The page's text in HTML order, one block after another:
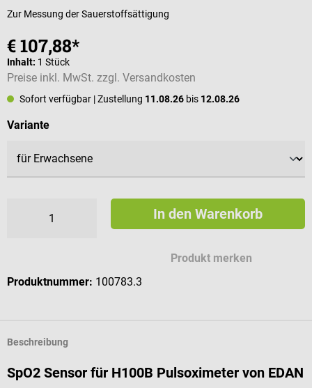
Zur Messung der Sauerstoffsättigung
€ 107,88*
Inhalt: 1 Stück
Preise inkl. MwSt. zzgl. Versandkosten
Sofort verfügbar | Zustellung 11.08.26 bis 12.08.26
Varianteauswählen
In den Warenkorb
Produkt merken
Produktnummer: 100783.3
Beschreibung
SpO2 Sensor für H100B Pulsoximeter von EDAN